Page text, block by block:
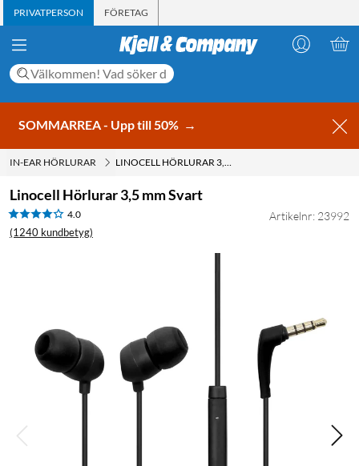
PRIVATPERSON FÖRETAG
SOMMARREA - Upp till 50% →
IN-EAR HÖRLURAR LINOCELL HÖRLURAR 3,5 MM SVART
Linocell Hörlurar 3,5 mm Svart
4.0
(1240 kundbetyg)
Artikelnr: 23992